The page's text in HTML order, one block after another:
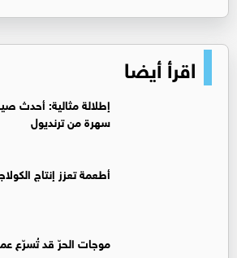
اقرأ أيضا
إطلالة مثالية: أحدث
سهرة من ترنديول
أطعمة تعزز إنتاج
موجات الحرّ قد تُسرّع